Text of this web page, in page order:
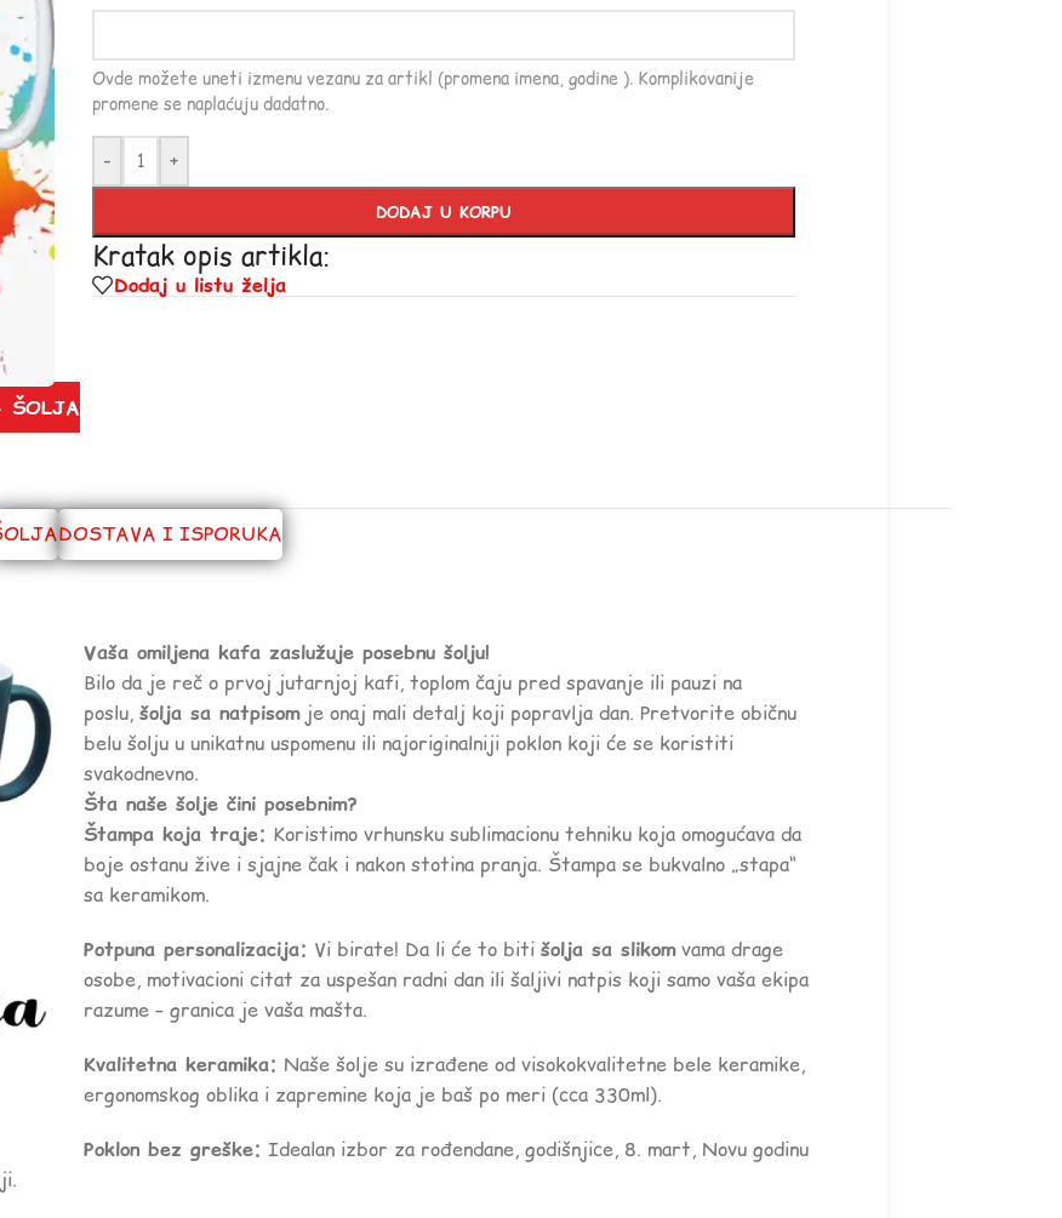
ŠOLJA
Ovde možete uneti izmenu vezanu za artikl (promena imena, godine ). Komplikovanije
promene se naplaćuju dadatno.
- +
DODAJ U KORPU
Kratak opis artikla:
Dodaj u listu želja
DOSTAVA I ISPORUKA
Vaša omiljena kafa zaslužuje posebnu šolju!
Bilo da je reč o prvoj jutarnjoj kafi, toplom čaju pred spavanje ili pauzi na
poslu, šolja sa natpisomje onaj mali detalj koji popravlja dan. Pretvorite običnu
belu šolju u unikatnu uspomenu ili najoriginalniji poklon koji će se koristiti
svakodnevno.
Šta naše šolje čini posebnim?
Štampa koja traje: Koristimo vrhunsku sublimacionu tehniku koja omogućava da
boje ostanu žive i sjajne čak i nakon stotina pranja. Štampa se bukvalno „stapa“
sa keramikom.
Potpuna personalizacija: Vi birate! Da li će to biti šolja sa slikomvama drage
osobe, motivacioni citat za uspešan radni dan ili šaljivi natpis koji samo vaša ekipa
razume – granica je vaša mašta.
Kvalitetna keramika: Naše šolje su izrađene od visokokvalitetne bele keramike,
ergonomskog oblika i zapremine koja je baš po meri (cca 330ml).
Poklon bez greške: Idealan izbor za rođendane, godišnjice, 8. mart, Novu godinu